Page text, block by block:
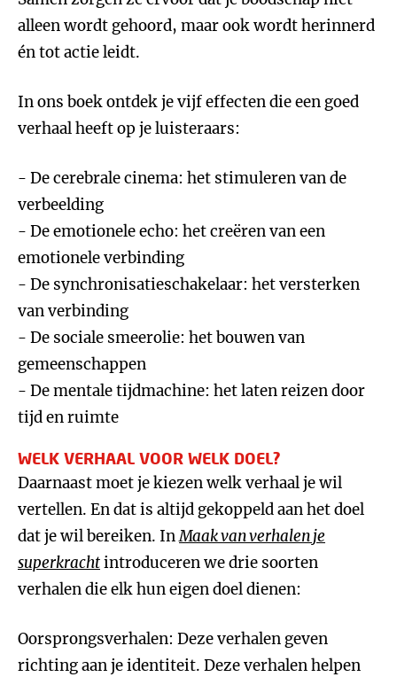
alleen wordt gehoord, maar ook wordt herinnerd
én tot actie leidt.
In ons boek ontdek je vijf effecten die een goed
verhaal heeft op je luisteraars:
- De cerebrale cinema: het stimuleren van de
verbeelding
- De emotionele echo: het creëren van een
emotionele verbinding
- De synchronisatieschakelaar: het versterken
van verbinding
- De sociale smeerolie: het bouwen van
gemeenschappen
- De mentale tijdmachine: het laten reizen door
tijd en ruimte
WELK VERHAAL VOOR WELK DOEL?
Daarnaast moet je kiezen welk verhaal je wil
vertellen. En dat is altijd gekoppeld aan het doel
dat je wil bereiken. InMaak van verhalen je
superkrachtintroduceren we drie soorten
verhalen die elk hun eigen doel dienen:
Oorsprongsverhalen: Deze verhalen geven
richting aan je identiteit. Deze verhalen helpen